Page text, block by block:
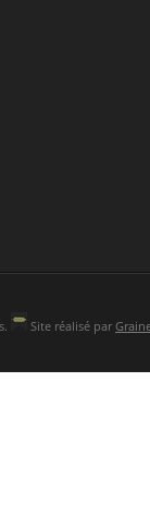
Site réalisé par